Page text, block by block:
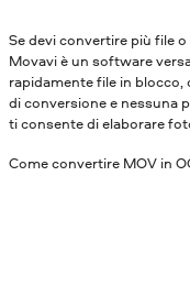
Se devi convertire più file
Movavi è un software
rapidamente file in blocco,
di conversione e nessuna
ti consente di elaborare
Come convertire MOV in